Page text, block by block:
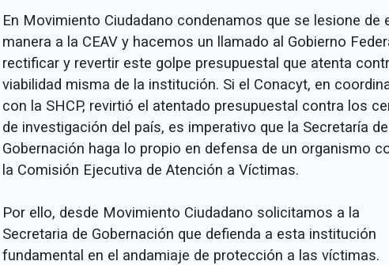
En Movimiento Ciudadano condenamos que se lesione de
manera a la CEAV y hacemos un llamado al Gobierno
rectificar y revertir este golpe presupuestal que atenta
viabilidad misma de la institución. Si el Conacyt, en
con la SHCP, revirtió el atentado presupuestal contra los
de investigación del país, es imperativo que la Secretaría de
Gobernación haga lo propio en defensa de un organismo
la Comisión Ejecutiva de Atención a Víctimas.
Por ello, desde Movimiento Ciudadano solicitamos a la
Secretaria de Gobernación que defienda a esta institución
fundamental en el andamiaje de protección a las víctimas.